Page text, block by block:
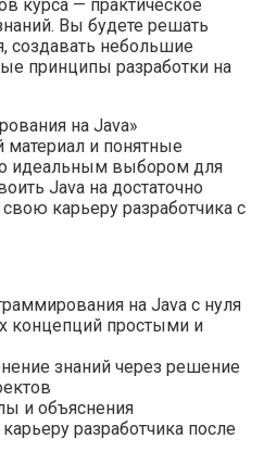
курса — практическое
Вы будете решать
создавать небольшие
принципы разработки на
на Java»
материал и понятные
идеальным выбором для
Java на достаточно
карьеру разработчика с
на Java с нуля
концепций простыми и
знаний через решение
и объяснения
разработчика после